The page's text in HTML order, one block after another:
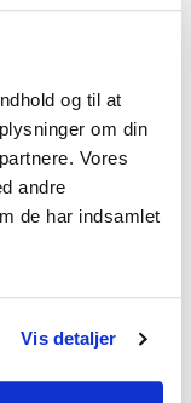
og til at
om din
Vores
andre
de har indsamlet
Vis detaljer
bliver
styrer
styrer